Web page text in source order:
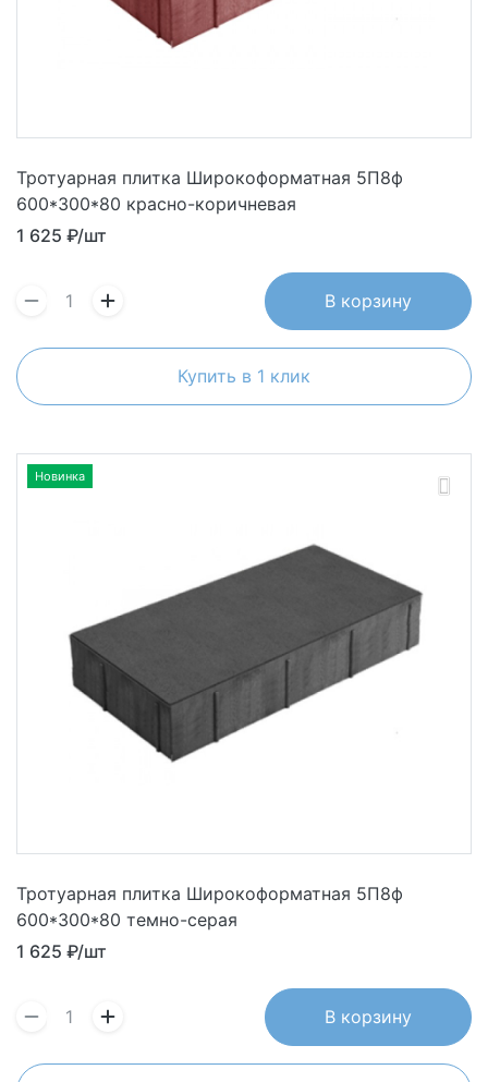
Тротуарная плитка Широкоформатная 5П8ф
600*300*80 красно-коричневая
1 625 ₽/шт
В корзину
Купить в 1 клик
Новинка
Тротуарная плитка Широкоформатная 5П8ф
600*300*80 темно-серая
1 625 ₽/шт
В корзину